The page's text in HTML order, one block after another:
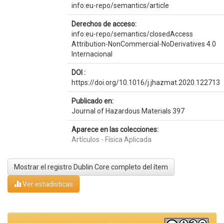
info:eu-repo/semantics/article
Derechos de acceso:
info:eu-repo/semantics/closedAccess
Attribution-NonCommercial-NoDerivatives 4.0
Internacional
DOI :
https://doi.org/10.1016/j.jhazmat.2020.122713
Publicado en:
Journal of Hazardous Materials 397
Aparece en las colecciones:
Artículos - Física Aplicada
Mostrar el registro Dublin Core completo del ítem
Ver estadísticas